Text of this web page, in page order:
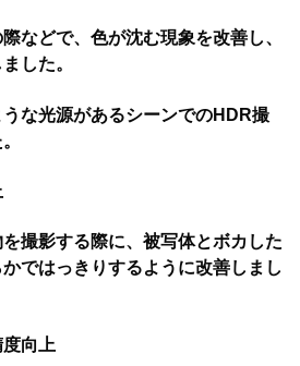
などで、色が沈む現象を改善し、
した。
な光源があるシーンでのHDR撮
撮影する際に、被写体とボカした
ではっきりするように改善しまし
向上